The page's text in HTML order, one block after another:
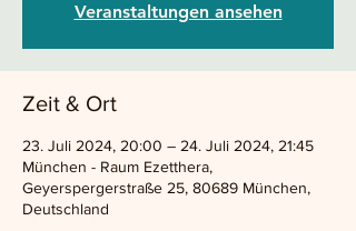
Veranstaltungen ansehen
Zeit & Ort
23. Juli 2024, 20:00 – 24. Juli 2024, 21:45
München - Raum Ezetthera,
Geyerspergerstraße 25, 80689 München,
Deutschland